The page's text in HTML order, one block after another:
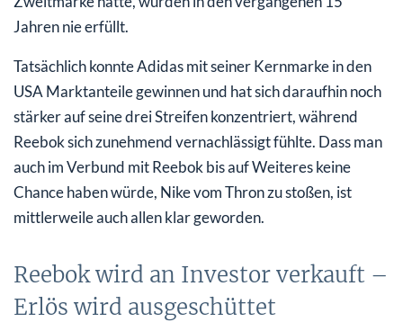
Jahren nie erfüllt.
Tatsächlich konnte Adidas mit seiner Kernmarke in den
USA Marktanteile gewinnen und hat sich daraufhin noch
stärker auf seine drei Streifen konzentriert, während
Reebok sich zunehmend vernachlässigt fühlte. Dass man
auch im Verbund mit Reebok bis auf Weiteres keine
Chance haben würde, Nike vom Thron zu stoßen, ist
mittlerweile auch allen klar geworden.
Reebok wird an Investor verkauft –
Erlös wird ausgeschüttet